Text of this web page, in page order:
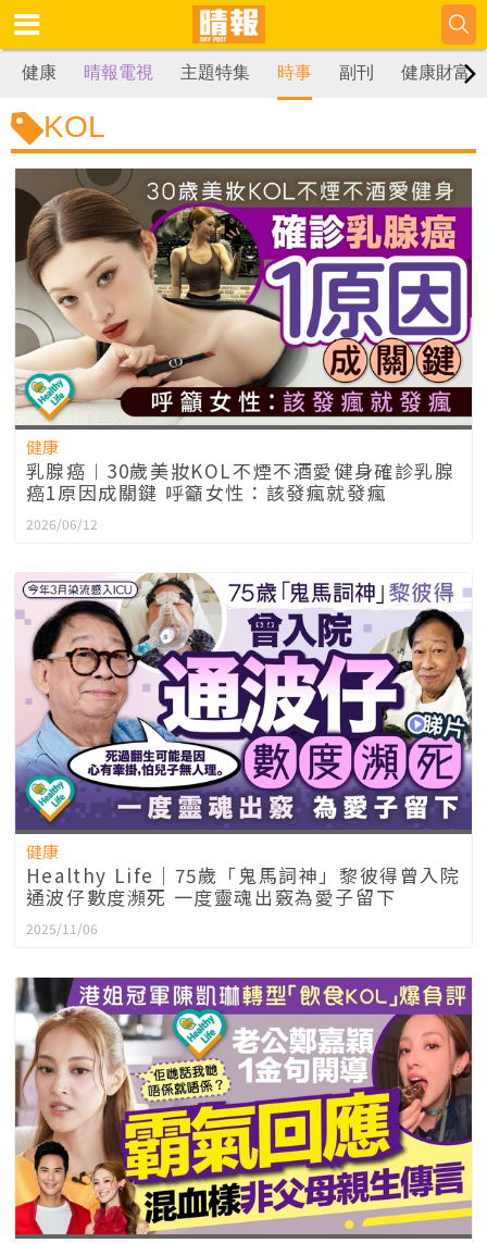
健康 晴報電視 主題特集 時事 副刊 健康財富
KOL
健康
乳腺癌︱30歲美妝KOL不煙不酒愛健身確診乳腺
癌1原因成關鍵 呼籲女性：該發瘋就發瘋
2026/06/12
健康
Healthy Life｜75歲「鬼馬詞神」黎彼得曾入院
通波仔數度瀕死 一度靈魂出竅為愛子留下
2025/11/06